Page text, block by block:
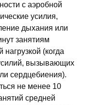
с аэробной
усилия,
дыхания или
занятиям
(когда
вызывающих
сердцебиения).
не менее 10
средней